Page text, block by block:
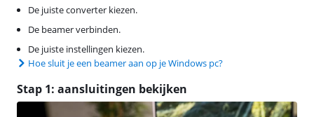
De juiste converter kiezen.
De beamer verbinden.
De juiste instellingen kiezen.
Hoe sluit je een beamer aan op je Windows pc?
Stap 1: aansluitingen bekijken